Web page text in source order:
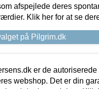
afspejlede deres
Klik her for at se
på Pilgrim.dk
er de
webshop. Det er din